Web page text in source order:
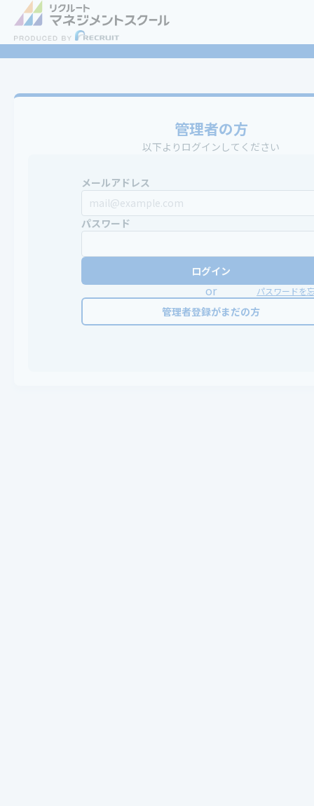
管理者の方
以下よりログインしてください
メールアドレス
パスワード
ログイン
or パスワードを
管理者登録がまだの方